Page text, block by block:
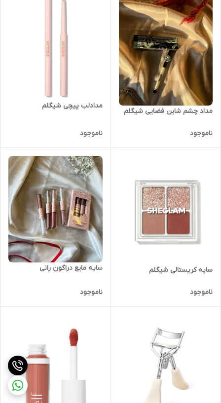
مداد چشم شاین فضایی شیگلم
ناموجود
مدادلب پیچی شیگلم
ناموجود
سایه کریستالی شیگلم
ناموجود
سایه مایع دراگون رانی
ناموجود